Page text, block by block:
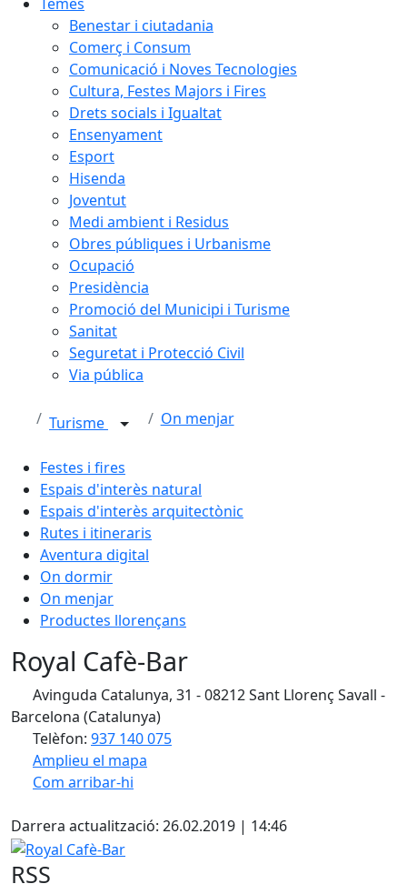
Benestar i ciutadania
Comerç i Consum
Comunicació i Noves Tecnologies
Cultura, Festes Majors i Fires
Drets socials i Igualtat
Ensenyament
Esport
Hisenda
Joventut
Medi ambient i Residus
Obres públiques i Urbanisme
Ocupació
Presidència
Promoció del Municipi i Turisme
Sanitat
Seguretat i Protecció Civil
Via pública
Turisme On menjar
Festes i fires
Espais d'interès natural
Espais d'interès arquitectònic
Rutes i itineraris
Aventura digital
On dormir
On menjar
Productes llorençans
Royal Cafè-Bar
Avinguda Catalunya, 31 - 08212 Sant Llorenç Savall -
Barcelona (Catalunya)
Telèfon: 937 140 075
Amplieu el mapa
Com arribar-hi
+
−
Darrera actualització: 26.02.2019 | 14:46
Royal Cafè-Bar
RSS